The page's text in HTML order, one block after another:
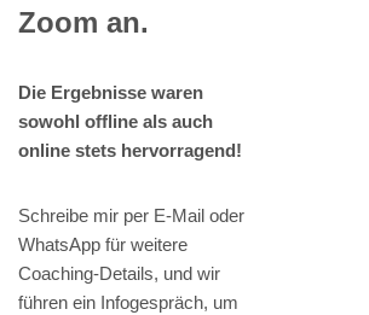
Zoom an.
Die Ergebnisse waren
sowohl offline als auch
online stets hervorragend!
Schreibe mir per E-Mail oder
WhatsApp für weitere
Coaching-Details, und wir
führen ein Infogespräch, um